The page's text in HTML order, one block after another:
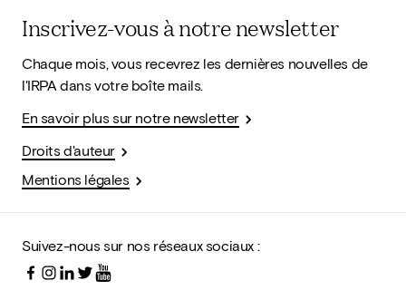
Inscrivez-vous à notre newsletter
Chaque mois, vous recevrez les dernières nouvelles de
l'IRPA dans votre boîte mails.
En savoir plus sur notre newsletter
Droits d'auteur
Mentions légales
Suivez-nous sur nos réseaux sociaux :